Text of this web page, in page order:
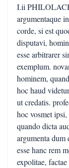
I.ii
argumentaque
corde, si est
disputavi,
esse arbitrarer
exemplum.
hominem,
hoc haud
ut credatis.
hoc vosmet
quando dicta
argumenta dum
esse hanc rem
expolitae,